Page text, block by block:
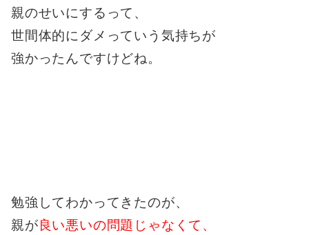
親のせいにするって、
世間体的にダメっていう気持ちが
強かったんですけどね。
勉強してわかってきたのが、
親が良い悪いの問題じゃなくて、